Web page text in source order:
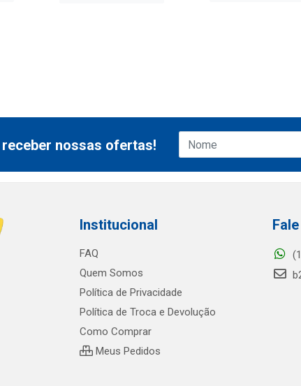
nossas ofertas!
Institucional
FAQ
Quem Somos
Política de Privacidade
Política de Troca e Devolução
Como Comprar
Meus Pedidos